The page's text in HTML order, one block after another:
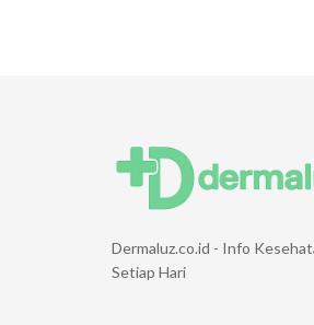
Dermaluz.co.id - Info
Setiap Hari